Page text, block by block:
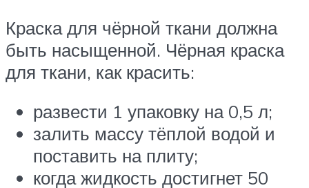
Краска для чёрной ткани должна
быть насыщенной. Чёрная краска
для ткани, как красить:
развести 1 упаковку на 0,5 л;
залить массу тёплой водой и
поставить на плиту;
когда жидкость достигнет 50